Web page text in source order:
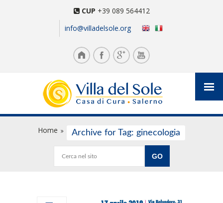
CUP +39 089 564412
info@villadelsole.org
Home Archive for Tag: ginecologia